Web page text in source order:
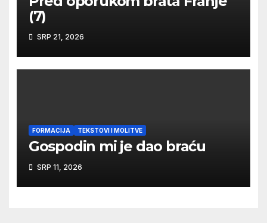
(7)
SRP 21, 2026
FORMACIJA TEKSTOVI I MOLITVE
Gospodin mi je dao braću
SRP 11, 2026